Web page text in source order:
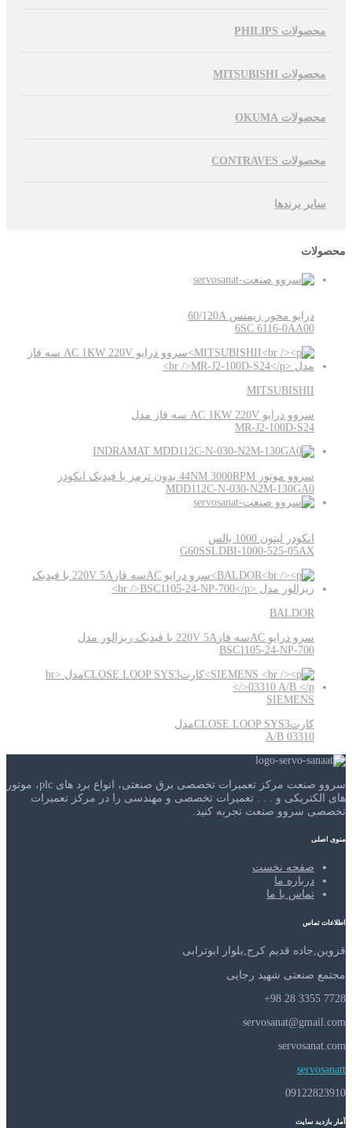
محصولات PHILIPS
محصولات MITSUBISHI
محصولات OKUMA
محصولات CONTRAVES
سایر برندها
محصولات
درایو محور زیمنس 60/120A
6SC 6116-0AA00
MITSUBISHII
سروو درایو AC 1KW 220V سه فاز مدل
MR-J2-100D-S24
INDRAMAT
سروو موتور 44NM 3000RPM بدون ترمز با فیدبک انکودر
MDD112C-N-030-N2M-130GA0
انکودر لیتون 1000 پالس
G60SSLDBI-1000-525-05AX
BALDOR
سرو درایو ACسه فاز220V 5A با فیدبک ریزالور مدل
BSC1105-24-NP-700
SIEMENS
کارتCLOSE LOOP SYS3مدل
03310 A/B
سروو صنعت مرکز تعمیرات تخصصی برق صنعتی، انواع برد های plc، موتور
های الکتریکی و . . . تعمیرات تخصصی و مهندسی را در مرکز تعمیرات
تخصصی سروو صنعت تجربه کنید.
منوی اصلی
صفحه نخست
درباره ما
تماس با ما
اطلاعات تماس
قزوین,جاده قدیم کرج,بلوار ابوترابی
مجتمع صنعتی شهید رجایی
7728 3355 28 98+
servosanat@gmail.com
servosanat.com
servosanatt
09122823910
آمار بازدید سایت